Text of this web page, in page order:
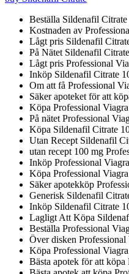
Beställa Sildenafil Citrate
Kostnaden av
Lågt pris Sildenafil
På Nätet Sildenafil
Lågt pris Professional
Inköp Sildenafil Citrate
Om att få Professional
Säker apoteket för att
Köpa Professional
På nätet Professional
Köpa Sildenafil Citrate
Utan Recept Sildenafil
utan recept 100 mg
Inköp Professional
Köpa Professional
Säker apotekköp
Generisk Sildenafil
Inköp Sildenafil Citrate
Lagligt Att Köpa
Beställa Professional
Över disken
Köpa Professional
Bästa apotek för att